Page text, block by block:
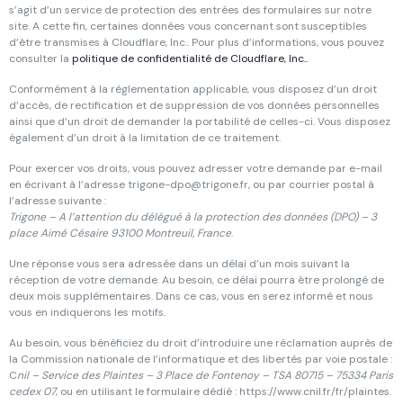
s’agit d’un service de protection des entrées des formulaires sur notre
site. A cette fin, certaines données vous concernant sont susceptibles
d’être transmises à Cloudflare, Inc.. Pour plus d’informations, vous pouvez
consulter la politique de confidentialité de Cloudflare, Inc..
Conformément à la réglementation applicable, vous disposez d’un droit
d’accès, de rectification et de suppression de vos données personnelles
ainsi que d’un droit de demander la portabilité de celles-ci. Vous disposez
également d’un droit à la limitation de ce traitement.
Pour exercer vos droits, vous pouvez adresser votre demande par e-mail
en écrivant à l’adresse trigone-dpo@trigone.fr, ou par courrier postal à
l’adresse suivante :
Trigone – A l’attention du délégué à la protection des données (DPO) – 3
place Aimé Césaire 93100 Montreuil, France.
Une réponse vous sera adressée dans un délai d’un mois suivant la
réception de votre demande. Au besoin, ce délai pourra être prolongé de
deux mois supplémentaires. Dans ce cas, vous en serez informé et nous
vous en indiquerons les motifs.
Au besoin, vous bénéficiez du droit d’introduire une réclamation auprès de
la Commission nationale de l’informatique et des libertés par voie postale :
Cnil – Service des Plaintes – 3 Place de Fontenoy – TSA 80715 – 75334 Paris
cedex 07, ou en utilisant le formulaire dédié : https://www.cnil.fr/fr/plaintes.